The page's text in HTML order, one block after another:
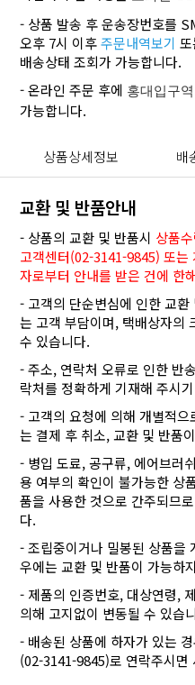
- 상품 발송 후 운송장번호를
오후 7시 이후주문내역보기
배송상태 조회가 가능합니다.
- 온라인 주문 후에 홍대입구
가능합니다.
상품상세정보 배
교환 및 반품안내
- 상품의 교환 및 반품시 상품
고객센터(02-3141-9845) 또는
자로부터 안내를 받은 건에 한
- 고객의 단순변심에 인한 교
는 고객 부담이며, 택배상자의
수 있습니다.
- 주소, 연락처 오류로 인한 반
락처를 정확하게 기재해 주시
- 고객의 요청에 의해 개별적
는 결제 후 취소, 교환 및 반품
- 병입 도료, 공구류, 에어브러
용 여부의 확인이 불가능한 상
품을 사용한 것으로 간주되므
다.
- 조립중이거나 밀봉된 상품을
우에는 교환 및 반품이 가능하
- 제품의 인증번호, 대상연령,
의해 고지없이 변동될 수 있습
- 배송된 상품에 하자가 있는
(02-3141-9845)로 연락주시면